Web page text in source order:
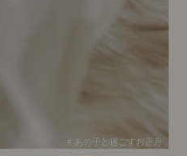
# あの子と過ごすお正月